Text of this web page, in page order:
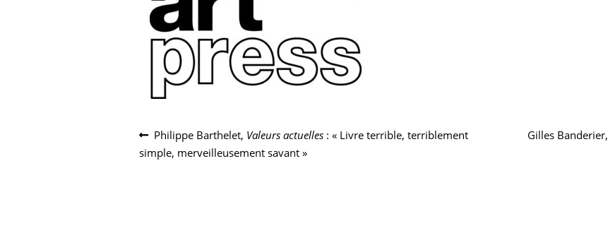
Navigation
de
Article
précédent :
Philippe Barthelet, Valeurs actuelles : « Livre terrible, terriblement
simple, merveilleusement savant »
Article
Gilles Banderier,